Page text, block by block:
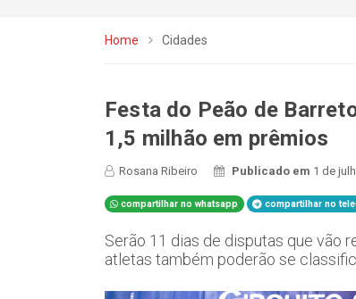
Home Cidades
Festa do Peão de
1,5 milhão em prêmios
Rosana Ribeiro Publicado em 1 de
compartilhar no whatsapp compartilhar no
Serão 11 dias de disputas que vão
atletas também poderão se